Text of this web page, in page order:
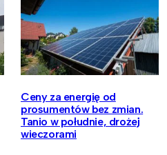
Ceny za energię od
prosumentów bez zmian.
Tanio w południe, drożej
wieczorami